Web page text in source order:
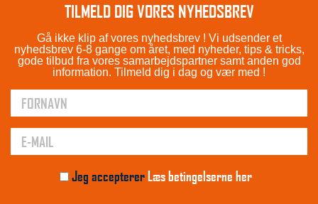
TILMELD DIG VORES NYHEDSBREV
Gå ikke klip af vores nyhedsbrev ! Vi udsender et
nyhedsbrev 6-8 gange om året, med nyheder, tips & tricks,
gode tilbud fra vores samarbejdspartner samt anden god
information. Tilmeld dig i dag og vær med !
Jeg acceptererLæs betingelserne her